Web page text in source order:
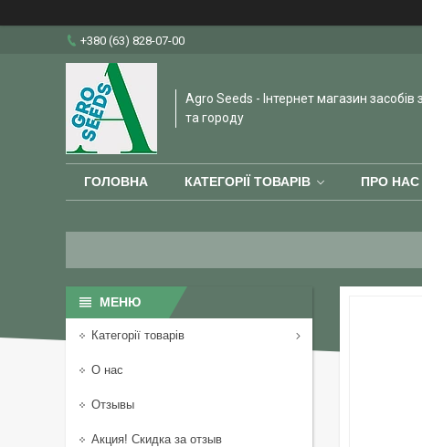
+380 (63) 828-07-00
Agro Seeds - Інтернет магазин засобів
та городу
ГОЛОВНА КАТЕГОРІЇ ТОВАРІВ ПРО НАС
Категорії товарів
О нас
Отзывы
Акция! Скидка за отзыв